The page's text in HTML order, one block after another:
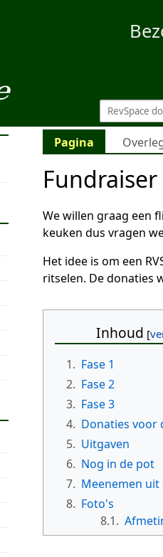
Pagina
We willen graag een
keuken dus vragen
Het idee is om een
ritselen. De donaties
Inhoud
1. Fase 1
2. Fase 2
3. Fase 3
4. Donaties voor
5. Uitgaven
6. Nog in de pot
7. Meenemen
8. Foto's
8.1.